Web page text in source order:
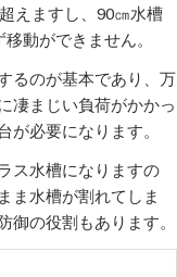
えますし、90㎝水槽
動ができません。
るのが基本であり、万
凄まじい負荷がかかっ
必要になります。
ス水槽になりますの
ま水槽が割れてしま
の役割もあります。